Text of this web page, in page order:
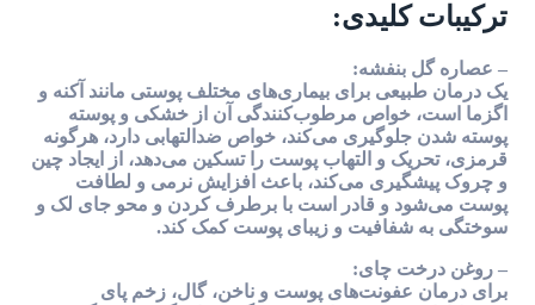
ترکیبات کلیدی:
– عصاره گل بنفشه:
یک درمان طبیعی برای بیماری‌های مختلف پوستی مانند آکنه و
اگزما است، خواص مرطوب‌کنندگی آن از خشکی و پوسته
پوسته شدن جلوگیری می‌کند، خواص ضدالتهابی دارد، هرگونه
قرمزی، تحریک و التهاب پوست را تسکین می‌دهد، از ایجاد چین
و چروک پیشگیری می‌کند، باعث افزایش نرمی و لطافت
پوست می‌شود و قادر است با برطرف کردن و محو جای لک و
سوختگی به شفافیت و زیبای پوست کمک کند.
– روغن درخت چای:
برای درمان عفونت‌های پوست و ناخن، گال، زخم پای